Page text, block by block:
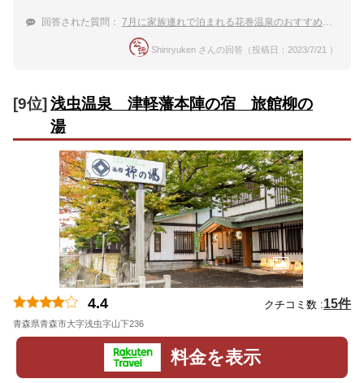
回答された質問： 7月に家族連れで泊まれる花巻温泉のおすすめの宿は？
Shinryuken さんの回答（投稿日：2023/7/21 ）
[9位]浅虫温泉 津軽藩本陣の宿 旅館柳の
湯
4.4 クチコミ数 :15件
青森県青森市大字浅虫字山下236
料金を表示